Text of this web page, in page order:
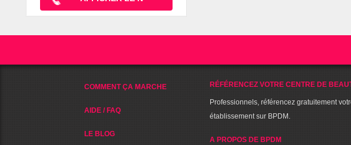
COMMENT ÇA MARCHE
AIDE / FAQ
LE BLOG
RÉFÉRENCEZ VOTRE CENTRE DE
Professionnels, référencez gratuitement
établissement sur BPDM.
A PROPOS DE BPDM